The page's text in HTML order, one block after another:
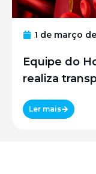
1 de março
Equipe do
realiza
Ler mais